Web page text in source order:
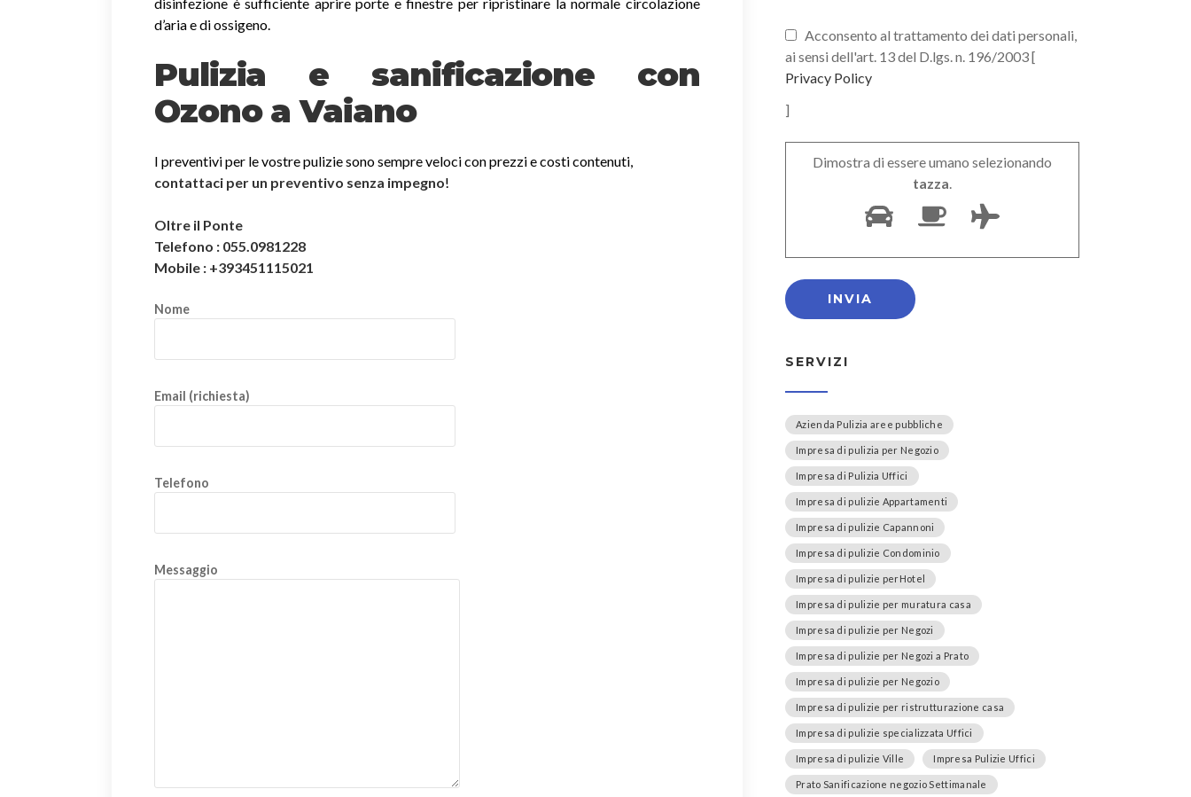
d’aria e di ossigeno.
Pulizia e sanificazione con
Ozono a Vaiano
I preventivi per le vostre pulizie sono sempre veloci con prezzi e costi contenuti,
contattaci per un preventivo senza impegno!
Oltre il Ponte
Telefono : 055.0981228
Mobile : +393451115021
Nome
Email (richiesta)
Telefono
Messaggio
Acconsento al trattamento dei dati personali,
ai sensi dell'art. 13 del D.lgs. n. 196/2003 [
Privacy Policy
]
Dimostra di essere umano selezionando
tazza.
SERVIZI
Azienda Pulizia aree pubbliche
Impresa di pulizia per Negozio
Impresa di Pulizia Uffici
Impresa di pulizie Appartamenti
Impresa di pulizie Capannoni
Impresa di pulizie Condominio
Impresa di pulizie perHotel
Impresa di pulizie per muratura casa
Impresa di pulizie per Negozi
Impresa di pulizie per Negozi a Prato
Impresa di pulizie per Negozio
Impresa di pulizie per ristrutturazione casa
Impresa di pulizie specializzata Uffici
Impresa di pulizie Ville Impresa Pulizie Uffici
Prato Sanificazione negozio Settimanale